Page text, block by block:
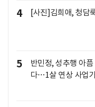
4 [사진]김희애, 청담
5
반민정, 성추행 아
다…1살 연상 사업